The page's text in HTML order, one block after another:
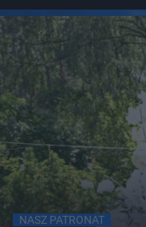
NASZ PATRONAT